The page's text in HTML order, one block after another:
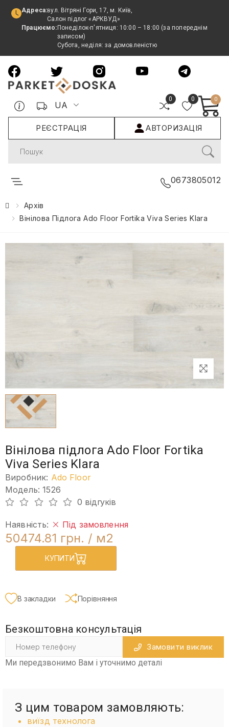
Адреса:вул. Вітряні Гори, 17, м. Київ,
Салон підлог «АРКВУД»
Працюємо: Понеділок-п'ятниця: 10:00 – 18:00 (за попереднім
записом)
Субота, неділя: за домовленістю
UA
0 0 0
РЕЄСТРАЦІЯ АВТОРИЗАЦІЯ
Search
0673805012
Архів
Вінілова Підлога Ado Floor Fortika Viva Series Klara
Вінілова підлога Ado Floor Fortika
Viva Series Klara
Виробник: Ado Floor
Модель: 1526
0 відгуків
Наявність: Під замовлення
50474.81 грн. / м2
КУПИТИ
В закладки Порівняння
Безкоштовна консультація
Замовити виклик
Ми передзвонимо Вам і уточнимо деталі
З цим товаром замовляють:
виїзд технолога